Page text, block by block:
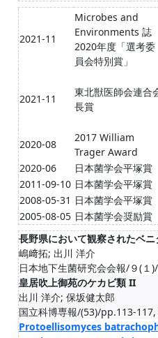
2021-11
Microbes and
Environments 誌
2020年度「選考委
員会特別賞」
2021-11
東北獣医師会連合
長賞
2020-08
2017 William
Trager Award
2020-06
日本菌学会平塚賞
2011-09-10 日本菌学会平塚賞
2008-05-31 日本菌学会平塚賞
2005-08-05 日本菌学会奨励賞
長野県において観察されたベ
嶋﨑拓; 出川 洋介
日本地下生菌研究会会報/９(
皇居吹上御苑のケカビ類 II
出川 洋介; 保坂健太郎
国立科博専報/(53)/pp.113-
Protoellisomyces